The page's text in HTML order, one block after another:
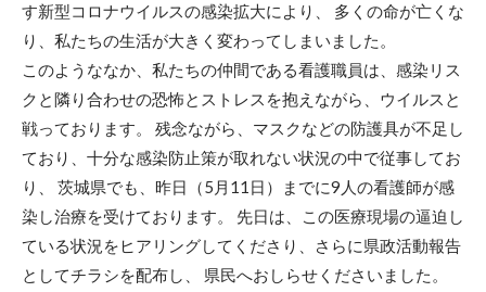
す新型コロナウイルスの感染拡大により、 多くの命が亡くな
り、私たちの生活が大きく変わってしまいました。
このようななか、私たちの仲間である看護職員は、感染リス
クと隣り合わせの恐怖とストレスを抱えながら、ウイルスと
戦っております。 残念ながら、マスクなどの防護具が不足し
ており、十分な感染防止策が取れない状況の中で従事してお
り、 茨城県でも、昨日（5月11日）までに9人の看護師が感
染し治療を受けております。 先日は、この医療現場の逼迫し
ている状況をヒアリングしてくださり、さらに県政活動報告
としてチラシを配布し、 県民へおしらせくださいました。